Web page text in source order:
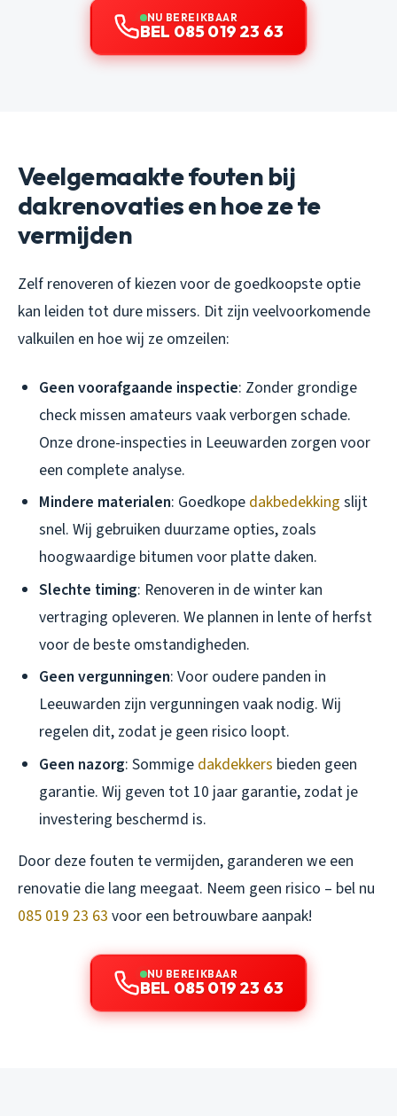
NU BEREIKBAAR
BEL 085 019 23 63
Veelgemaakte fouten bij
dakrenovaties en hoe ze te
vermijden
Zelf renoveren of kiezen voor de goedkoopste optie
kan leiden tot dure missers. Dit zijn veelvoorkomende
valkuilen en hoe wij ze omzeilen:
Geen voorafgaande inspectie: Zonder grondige
check missen amateurs vaak verborgen schade.
Onze drone-inspecties in Leeuwarden zorgen voor
een complete analyse.
Mindere materialen: Goedkope dakbedekking slijt
snel. Wij gebruiken duurzame opties, zoals
hoogwaardige bitumen voor platte daken.
Slechte timing: Renoveren in de winter kan
vertraging opleveren. We plannen in lente of herfst
voor de beste omstandigheden.
Geen vergunningen: Voor oudere panden in
Leeuwarden zijn vergunningen vaak nodig. Wij
regelen dit, zodat je geen risico loopt.
Geen nazorg: Sommige dakdekkers bieden geen
garantie. Wij geven tot 10 jaar garantie, zodat je
investering beschermd is.
Door deze fouten te vermijden, garanderen we een
renovatie die lang meegaat. Neem geen risico – bel nu
085 019 23 63 voor een betrouwbare aanpak!
NU BEREIKBAAR
BEL 085 019 23 63